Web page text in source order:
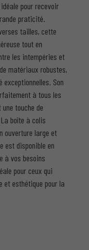
pour recevoir
praticité.
tailles, cette
tout en
les intempéries et
matériaux robustes,
exceptionnelles. Son
à tous les
touche de
boîte à colis
ouverture large et
est disponible en
à vos besoins
pour ceux qui
et esthétique pour la